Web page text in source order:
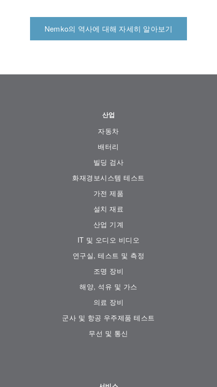
Nemko의 역사에 대해 자세히 알아보기
산업
자동차
배터리
빌딩 검사
화재경보시스템 테스트
가전 ​​제품
설치 재료
산업 기계
IT 및 오디오 비디오
연구실, 테스트 및 측정
조명 장비
해양, 석유 및 가스
의료 장비
군사 및 항공 우주제품 테스트
무선 및 통신